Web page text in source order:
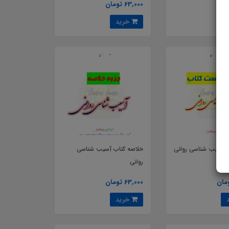
63,000 تومان
خرید
آسیب شناسی روانی
خلاصه کتاب آسیب شناسی
روانی
63,000 تومان
خرید